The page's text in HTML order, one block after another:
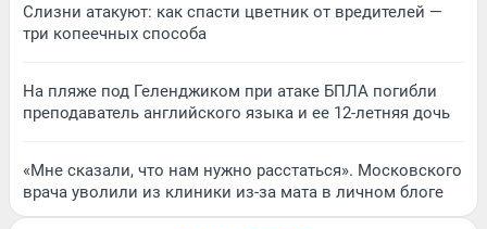
Слизни атакуют: как спасти цветник от вредителей —
три копеечных способа
На пляже под Геленджиком при атаке БПЛА погибли
преподаватель английского языка и ее 12-летняя дочь
«Мне сказали, что нам нужно расстаться». Московского
врача уволили из клиники из-за мата в личном блоге